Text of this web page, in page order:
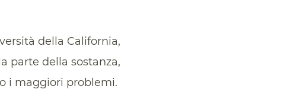
della California,
parte della sostanza,
i maggiori problemi.